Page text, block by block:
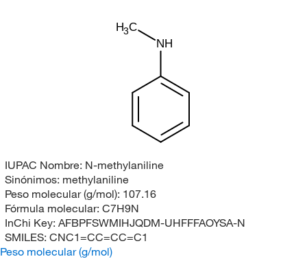
H3C
NH
IUPAC Nombre: N-methylaniline
Sinónimos: methylaniline
Peso molecular (g/mol): 107.16
Fórmula molecular: C7H9N
InChi Key: AFBPFSWMIHJQDM-UHFFFAOYSA-N
SMILES: CNC1=CC=CC=C1
Peso molecular (g/mol)